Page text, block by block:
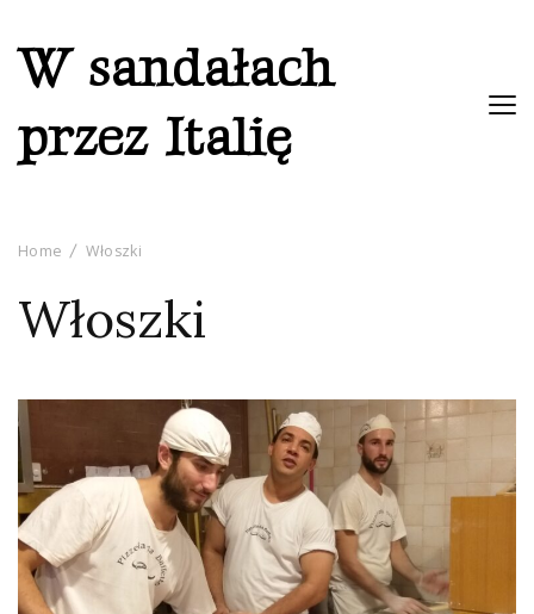
W sandałach
przez Italię
Home Włoszki
Włoszki